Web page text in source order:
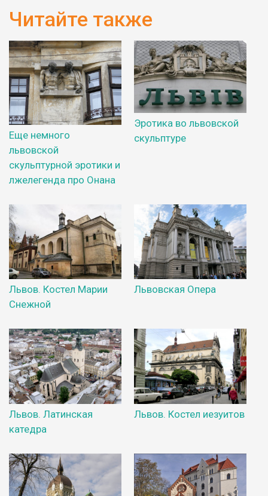
Читайте также
Еще немного
львовской
скульптурной эротики и
лжелегенда про Онана
Эротика во львовской
скульптуре
Львов. Костел Марии
Снежной
Львовская Опера
Львов. Латинская
катедра
Львов. Костел иезуитов